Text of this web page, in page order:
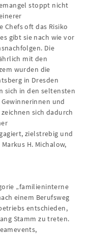
stoppt nicht
Chefs oft das Risiko
gibt sie nach wie vor
Die
mit den
wurden die
in Dresden
sich in den seltensten
und
sich dadurch
zielstrebig und
H. Michalow,
„familieninterne
einem Berufsweg
entschieden,
Stamm zu treten.